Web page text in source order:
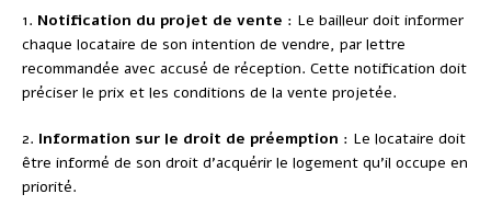
1. Notification du projet de vente : Le bailleur doit informer
chaque locataire de son intention de vendre, par lettre
recommandée avec accusé de réception. Cette notification doit
préciser le prix et les conditions de la vente projetée.
2. Information sur le droit de préemption : Le locataire doit
être informé de son droit d’acquérir le logement qu’il occupe en
priorité.